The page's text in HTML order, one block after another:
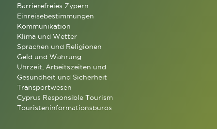
Barrierefreies Zypern
Einreisebestimmungen
Kommunikation
Klima und Wetter
Sprachen und Religionen
Geld und Währung
Uhrzeit, Arbeitszeiten und
Gesundheit und Sicherheit
Transportwesen
Cyprus Responsible Tourism
Touristeninformationsbüros